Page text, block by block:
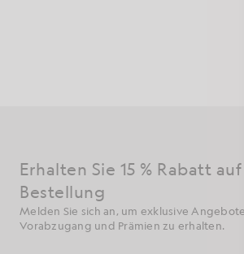
Erhalten Sie 15 % Rabatt
Bestellung
Melden Sie sich an, um exklusive
Vorabzugang und Prämien zu erhalten.